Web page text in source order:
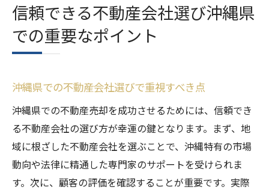
信頼できる不動産会社選び沖縄県
での重要なポイント
沖縄県での不動産会社選びで重視すべき点
沖縄県での不動産売却を成功させるためには、信頼でき
る不動産会社の選び方が幸運の鍵となります。まず、地
域に根ざした不動産会社を選ぶことで、沖縄特有の市場
動向や法律に精通した専門家のサポートを受けられま
す。次に、顧客の評価を確認することが重要です。実際